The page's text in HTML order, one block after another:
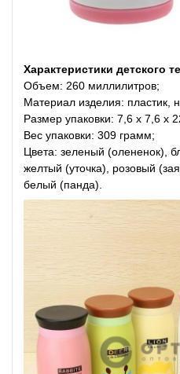
Характеристики детского
Объем: 260 миллилитров;
Материал изделия: пластик,
Размер упаковки: 7,6 х 7,6 х
Вес упаковки: 309 грамм;
Цвета: зеленый (олененок),
желтый (уточка), розовый
белый (панда).